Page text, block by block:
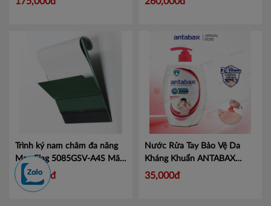
Trình ký nam châm đa năng
Mag Flag 5085GSV-A4S Mã
KJ5085
176,000đ
Nước Rửa Tay Bảo Vệ Da
Kháng Khuẩn ANTABAX
PROTECT - Bảo Vệ
35,000đ